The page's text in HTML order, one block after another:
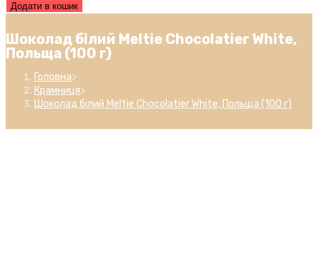
Додати в кошик
Шоколад білий Meltie Chocolatier White,
Польща (100 г)
Головна>
Крамниця>
Шоколад білий Meltie Chocolatier White, Польща (100 г)